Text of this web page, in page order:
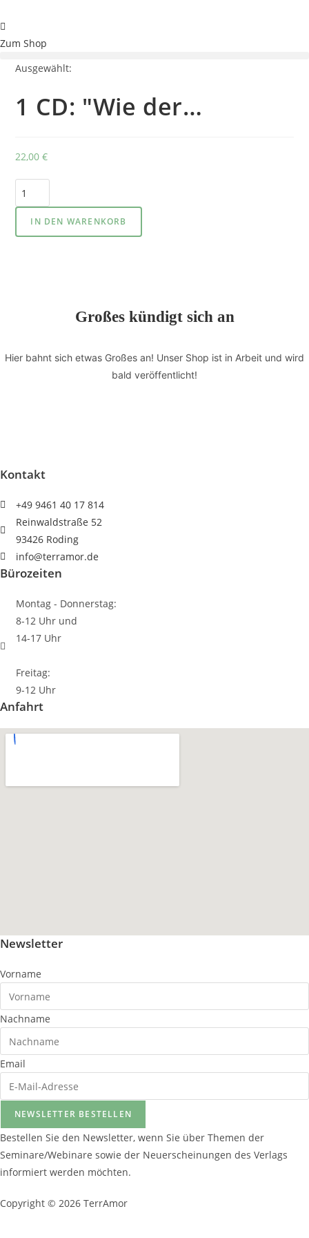
Inhalt
springen
Zum Shop
Ausgewählt:
1 CD: "Wie der…
22,00€
CD:
"Wie
der
Teil
IN DEN WARENKORB
Großes kündigt sich an
Hier bahnt sich etwas Großes an! Unser Shop ist in Arbeit und wird
bald veröffentlicht!
Kontakt
+49 9461 40 17 814
Reinwaldstraße 52
93426 Roding
info@terramor.de
Bürozeiten
Montag - Donnerstag:
8-12 Uhr und
14-17 Uhr
Freitag:
9-12 Uhr
Anfahrt
Newsletter
Vorname
Nachname
Email
NEWSLETTER BESTELLEN
Bestellen Sie den Newsletter, wenn Sie über Themen der
Seminare/Webinare sowie der Neuerscheinungen des Verlags
informiert werden möchten.
Copyright © 2026 TerrAmor